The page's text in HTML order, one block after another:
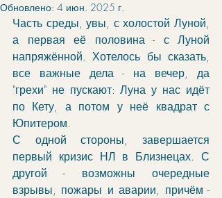
Обновлено: 4 июн. 2025 г.
Часть среды, увы, с холостой Луной,
а первая её половина - с Луной
напряжённой. Хотелось бы сказать,
все важные дела - на вечер, да
"грехи" не пускают: Луна у нас идёт
по Кету, а потом у неё квадрат с
Юпитером.
С одной стороны, завершается
первый кризис НЛ в Близнецах. С
другой - возможны очередные
взрывы, пожары и аварии, причём -